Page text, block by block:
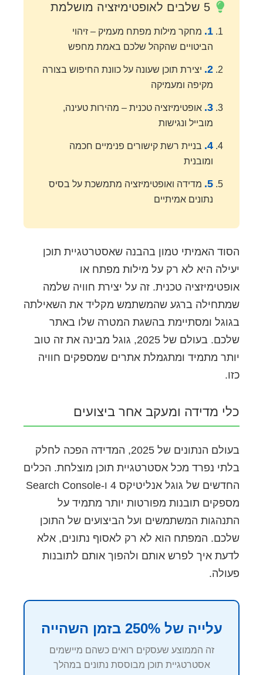
5 שלבים לאופטימיזציה מושלמת
1.
מחקר מילות מפתח מעמיק – זיהוי
הביטויים שהקהל שלכם באמת מחפש
2. יצירת תוכן שעונה על כוונת החיפוש בצורה
מקיפה ומעמיקה
3. אופטימיזציה טכנית – מהירות טעינה,
מובייל ונגישות
4. בניית רשת קישורים פנימיים חכמה
ומובנית
5. מדידה ואופטימיזציה מתמשכת על בסיס
נתונים אמיתיים
הסוד האמיתי טמון בהבנה שאסטרטגיית תוכן
יעילה היא לא רק על מילות מפתח או
אופטימיזציה טכנית. זה על יצירת חוויה שלמה
שמתחילה ברגע שהמשתמש מקליד את השאילתה
בגוגל ומסתיימת בהשגת המטרה שלו באתר
שלכם. בעולם של 2025, גוגל מבינה את זה טוב
יותר מתמיד ומתגמלת אתרים שמספקים חוויה
כזו.
כלי מדידה ומעקב אחר ביצועים
בעולם הנתונים של 2025, המדידה הפכה לחלק
בלתי נפרד מכל אסטרטגיית תוכן מוצלחת. הכלים
החדשים של גוגל אנליטיקס 4 ו-Search Console
מספקים תובנות מפורטות יותר מתמיד על
התנהגות המשתמשים ועל הביצועים של התוכן
שלכם. המפתח הוא לא רק לאסוף נתונים, אלא
לדעת איך לפרש אותם ולהפוך אותם לתובנות
פעולה.
עלייה של 250% בזמן השהייה
זה הממוצע שעסקים רואים כשהם מיישמים
אסטרטגיית תוכן מבוססת נתונים במהלך